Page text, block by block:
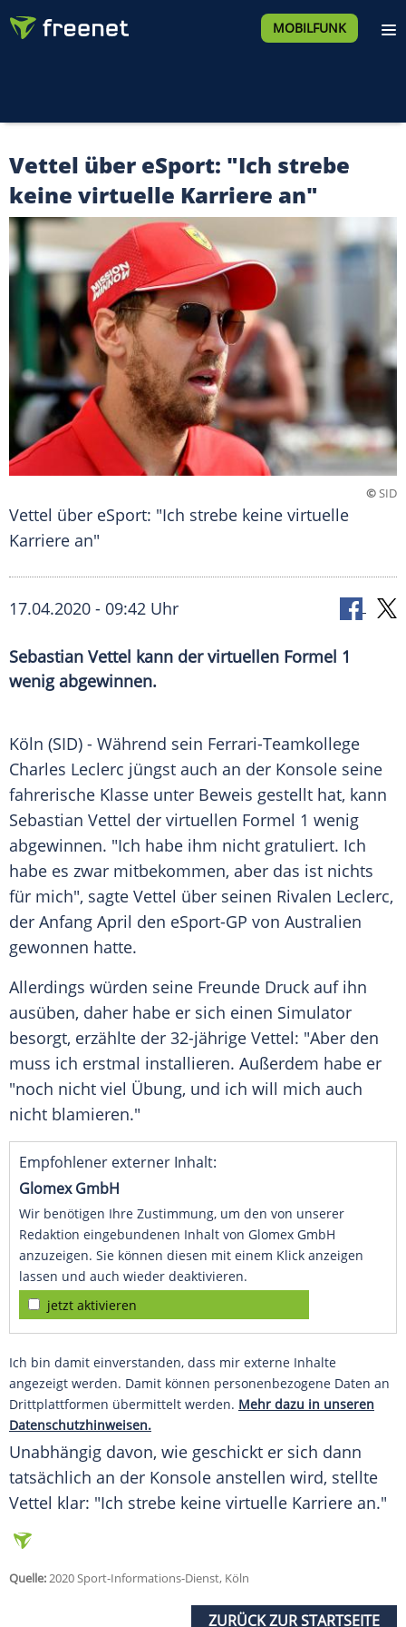
MOBILFUNK
Vettel über eSport: "Ich strebe
keine virtuelle Karriere an"
©SID
Vettel über eSport: "Ich strebe keine virtuelle
Karriere an"
17.04.2020 - 09:42 Uhr
Sebastian Vettel kann der virtuellen Formel 1
wenig abgewinnen.
Köln (SID) - Während sein Ferrari-Teamkollege
Charles Leclerc jüngst auch an der Konsole seine
fahrerische Klasse unter Beweis gestellt hat, kann
Sebastian Vettel der virtuellen Formel 1 wenig
abgewinnen. "Ich habe ihm nicht gratuliert. Ich
habe es zwar mitbekommen, aber das ist nichts
für mich", sagte Vettel über seinen Rivalen Leclerc,
der Anfang April den eSport-GP von Australien
gewonnen hatte.
Allerdings würden seine Freunde Druck auf ihn
ausüben, daher habe er sich einen Simulator
besorgt, erzählte der 32-jährige Vettel: "Aber den
muss ich erstmal installieren. Außerdem habe er
"noch nicht viel Übung, und ich will mich auch
nicht blamieren."
Empfohlener externer Inhalt:
Glomex GmbH
Wir benötigen Ihre Zustimmung, um den von unserer
Redaktion eingebundenen Inhalt von Glomex GmbH
anzuzeigen. Sie können diesen mit einem Klick anzeigen
lassen und auch wieder deaktivieren.
jetzt aktivieren
Ich bin damit einverstanden, dass mir externe Inhalte
angezeigt werden. Damit können personenbezogene Daten an
Drittplattformen übermittelt werden. Mehr dazu in unseren
Datenschutzhinweisen.
Unabhängig davon, wie geschickt er sich dann
tatsächlich an der Konsole anstellen wird, stellte
Vettel klar: "Ich strebe keine virtuelle Karriere an."
Quelle:2020 Sport-Informations-Dienst, Köln
ZURÜCK ZUR STARTSEITE